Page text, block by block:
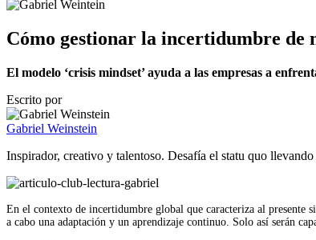
Cómo gestionar la incertidumbre de
El modelo ‘crisis mindset’ ayuda a las empresas a
Escrito por
Gabriel Weinstein
Inspirador, creativo y talentoso. Desafía el statu quo
En el contexto de incertidumbre global que caracteriza al presente
a cabo una adaptación y un aprendizaje continuo. Solo así serán